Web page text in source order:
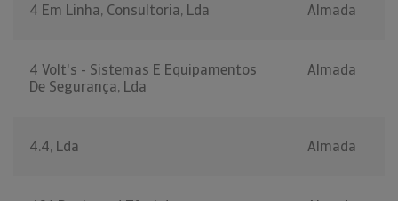
4 Em Linha, Consultoria, Lda Almada
4 Volt's - Sistemas E Equipamentos
De Segurança, Lda
Almada
4.4, Lda Almada